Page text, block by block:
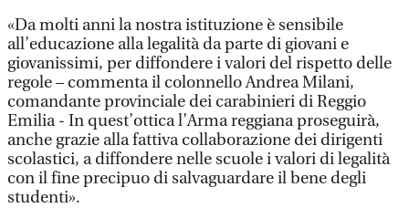
«Da molti anni la nostra istituzione è sensibile
all’educazione alla legalità da parte di giovani e
giovanissimi, per diffondere i valori del rispetto delle
regole – commenta il colonnello Andrea Milani,
comandante provinciale dei carabinieri di Reggio
Emilia - In quest’ottica l’Arma reggiana proseguirà,
anche grazie alla fattiva collaborazione dei dirigenti
scolastici, a diffondere nelle scuole i valori di legalità
con il fine precipuo di salvaguardare il bene degli
studenti».